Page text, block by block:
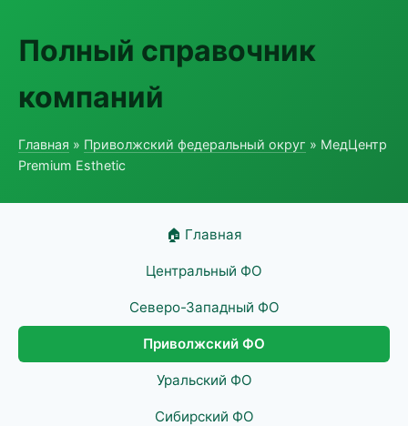
Полный справочник
компаний
Главная » Приволжский федеральный округ » МедЦентр
Premium Esthetic
🏠 Главная
Центральный ФО
Северо-Западный ФО
Приволжский ФО
Уральский ФО
Сибирский ФО